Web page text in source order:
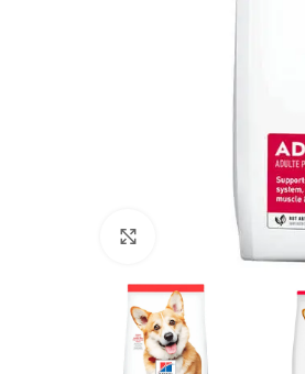
Click to enlarge